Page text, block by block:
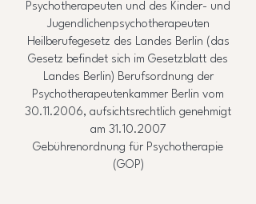
Psychotherapeuten und des Kinder- und
Jugendlichenpsychotherapeuten
Heilberufegesetz des Landes Berlin (das
Gesetz befindet sich im Gesetzblatt des
Landes Berlin) Berufsordnung der
Psychotherapeutenkammer Berlin vom
30.11.2006, aufsichtsrechtlich genehmigt
am 31.10.2007
Gebührenordnung für Psychotherapie
(GOP)